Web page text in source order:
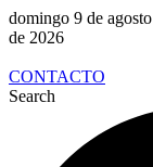
domingo 9 de agosto
de 2026
CONTACTO
Search